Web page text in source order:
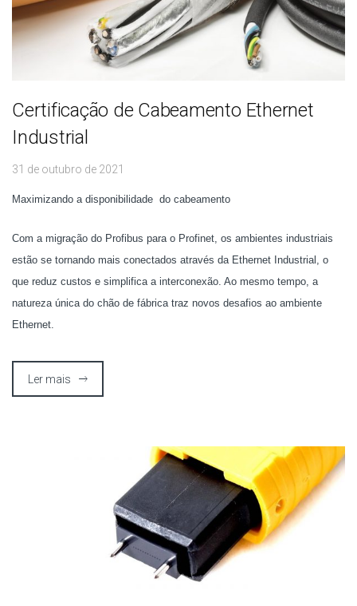
Certificação de Cabeamento Ethernet
Industrial
31 de outubro de 2021
Maximizando a disponibilidade do cabeamento
Com a migração do Profibus para o Profinet, os ambientes industriais
estão se tornando mais conectados através da Ethernet Industrial, o
que reduz custos e simplifica a interconexão. Ao mesmo tempo, a
natureza única do chão de fábrica traz novos desafios ao ambiente
Ethernet.
Ler mais